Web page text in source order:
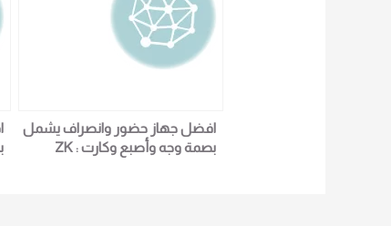
افضل جهاز حضور وانصراف يشمل
بصمة وجه وأصبع وكارت : ZK